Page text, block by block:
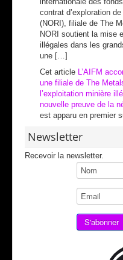
contrat d’exploration
(NORI), filiale de The
NORI soutient la mise
illégales dans les
une […]
Cet article L’AIFM
une filiale de The
l’exploitation minière
nouvelle preuve de la
est apparu en premier
Newsletter
Recevoir la newsletter.